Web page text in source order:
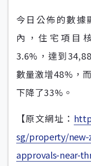
今日公佈的數據
內，住宅項目
3.6%，達到
數量激增48%，
下降了33%。
【原文網址：
sg/property/new-
approvals-near-